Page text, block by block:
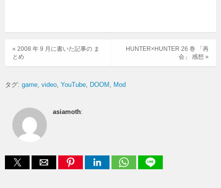
HUNTER×HUNTER 26 巻 「再
会」 感想 »
« 2008 年 9 月に書いた記事の ま
とめ
タグ: game video YouTube DOOM Mod
asiamoth: